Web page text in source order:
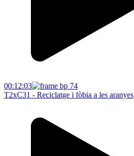
00:12:03
T2xC31 - Reciclatge i fòbia a les aranyes